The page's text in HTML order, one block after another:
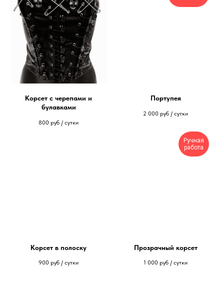
Корсет с черепами и
булавками
800 руб / сутки
Портупея
2 000 руб / сутки
Корсет в полоску
900 руб / сутки
Ручная
работа
Прозрачный корсет
1 000 руб / сутки